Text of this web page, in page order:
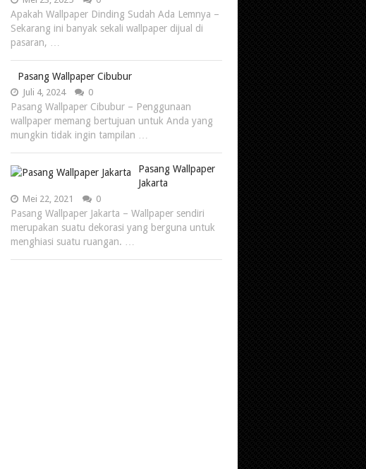
Apakah Wallpaper Dinding Sudah Ada Lemnya –
Sekarang ini banyak sekali wallpaper dijual di
pasaran, …
Pasang Wallpaper Cibubur
Juli 4, 2024 0
Pasang Wallpaper Cibubur – Penggunaan
wallpaper memang bertujuan untuk Anda yang
mungkin tidak ingin tampilan …
Pasang Wallpaper
Jakarta
Mei 22, 2021 0
Pasang Wallpaper Jakarta – Wallpaper sendiri
merupakan suatu dekorasi yang berguna untuk
menghiasi suatu ruangan. …